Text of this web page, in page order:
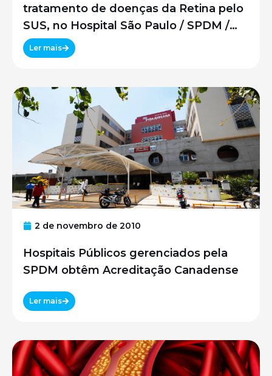
tratamento de doenças da Retina pelo
SUS, no Hospital São Paulo / SPDM /
UNIFESP
Ler mais
2 de novembro de 2010
Hospitais Públicos gerenciados pela
SPDM obtêm Acreditação Canadense
Ler mais